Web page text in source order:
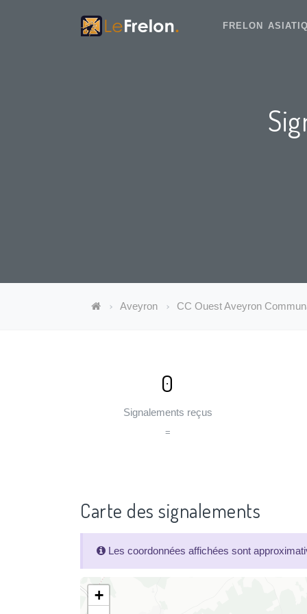
FRELON
Aveyron CC Ouest Aveyron
0
Signalements reçus
=
Carte des signalements
Les coordonnées affichées sont
+